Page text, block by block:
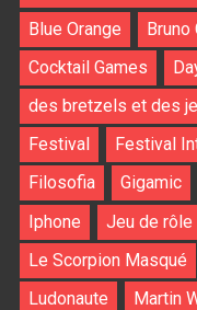
Blue Orange
Bruno
Cocktail Games
des bretzels et des
Festival
Festival
Filosofia
Gigamic
Iphone
Jeu de rôle
Le Scorpion Masqué
Ludonaute
Martin